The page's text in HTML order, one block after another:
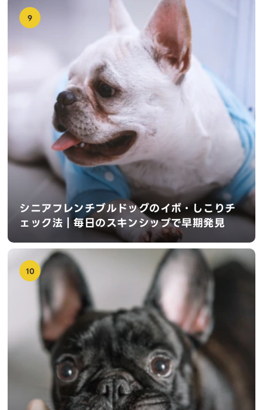
9
シニアフレンチブルドッグのイボ・しこりチ
ェック法｜毎日のスキンシップで早期発見
10